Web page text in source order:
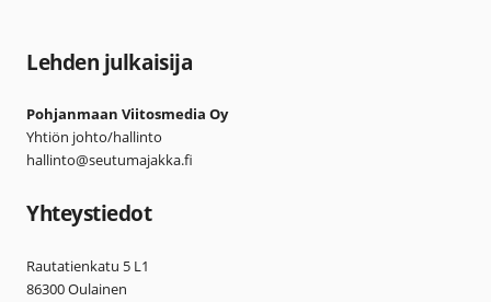
Lehden julkaisija
Pohjanmaan Viitosmedia Oy
Yhtiön johto/hallinto
hallinto@seutumajakka.fi
Yhteystiedot
Rautatienkatu 5 L1
86300 Oulainen